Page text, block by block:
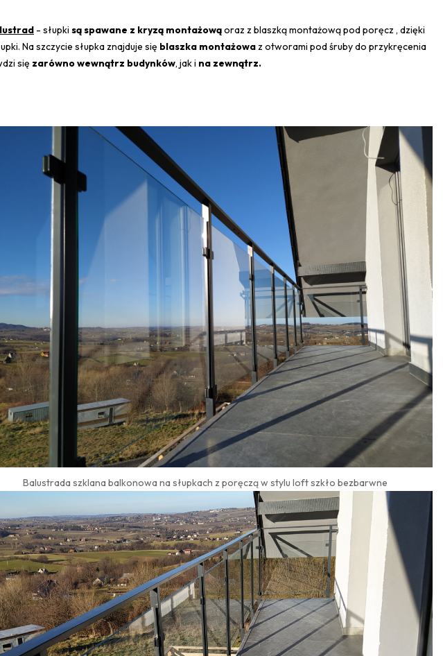
- słupki są spawane z kryzą montażowąoraz z blaszką montażową pod poręcz , dzięki
Na szczycie słupka znajduje się blaszka montażowaz otworami pod śruby do przykręcenia
się zarówno wewnątrz budynków, jak i na zewnątrz.
Balustrada szklana balkonowa na słupkach z poręczą w stylu loft szkło bezbarwne